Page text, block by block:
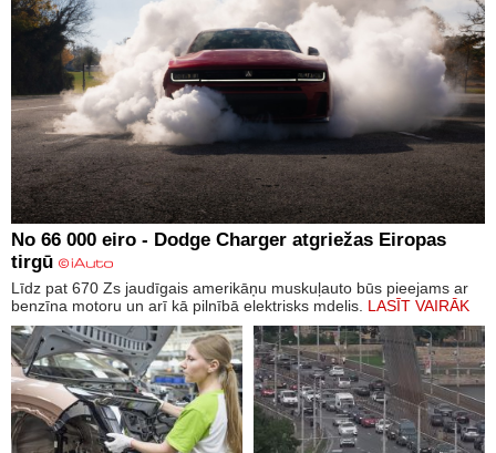
No 66 000 eiro - Dodge Charger atgriežas Eiropas
tirgū
Līdz pat 670 Zs jaudīgais amerikāņu muskuļauto būs pieejams ar
benzīna motoru un arī kā pilnībā elektrisks mdelis. LASĪT VAIRĀK